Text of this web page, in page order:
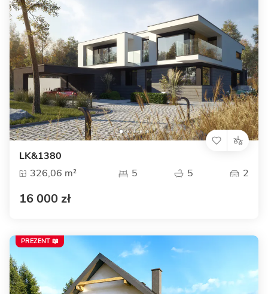
LK&1380
326,06 m²
5 5 2
16 000 zł
PREZENT 📖